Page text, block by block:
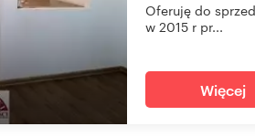
Oferuję do
w 2015 r pr...
Więcej